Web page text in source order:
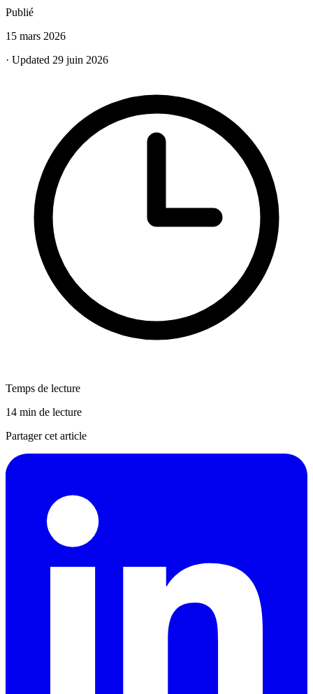
Publié
15 mars 2026
· Updated 29 juin 2026
Temps de lecture
14 min de lecture
Partager cet article